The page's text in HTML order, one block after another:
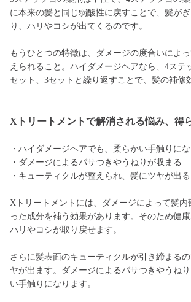
に本来の髪と同じ弱酸性に戻すことで、髪が
り、ハリやコシが出てくるのです。
もうひとつの特徴は、ダメージの度合いによ
えられること。ハイダメージヘアなら、4ステ
セット、3セットと繰り返すことで、髪の補修
Xトリートメントで解消される悩み、得
・ハイダメージヘアでも、柔らかい手触りにな
・ダメージによるパサつきやうねりが収まる
・キューティクルが整えられ、髪にツヤが出る
Xトリートメントには、ダメージによって髪内
った成分を補う効果があります。そのため健
ハリやコシが取り戻せます。
さらに髪表面のキューティクルが引き締まる
ヤが出ます。ダメージによるパサつきやうね
い手触りになります。